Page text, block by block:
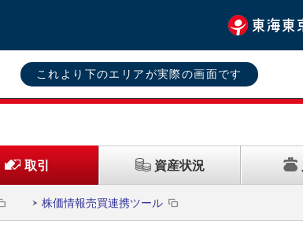
これより下のエリアが実際の画面です
取引 資産状況
株価情報売買連携ツール